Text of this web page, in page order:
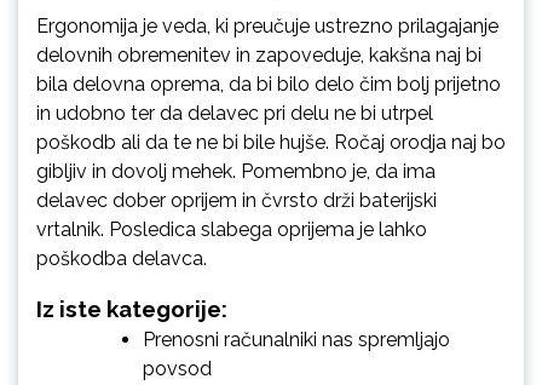
Ergonomija je veda, ki preučuje ustrezno prilagajanje
delovnih obremenitev in zapoveduje, kakšna naj bi
bila delovna oprema, da bi bilo delo čim bolj prijetno
in udobno ter da delavec pri delu ne bi utrpel
poškodb ali da te ne bi bile hujše. Ročaj orodja naj bo
gibljiv in dovolj mehek. Pomembno je, da ima
delavec dober oprijem in čvrsto drži baterijski
vrtalnik. Posledica slabega oprijema je lahko
poškodba delavca.
Iz iste kategorije:
Prenosni računalniki nas spremljajo
povsod